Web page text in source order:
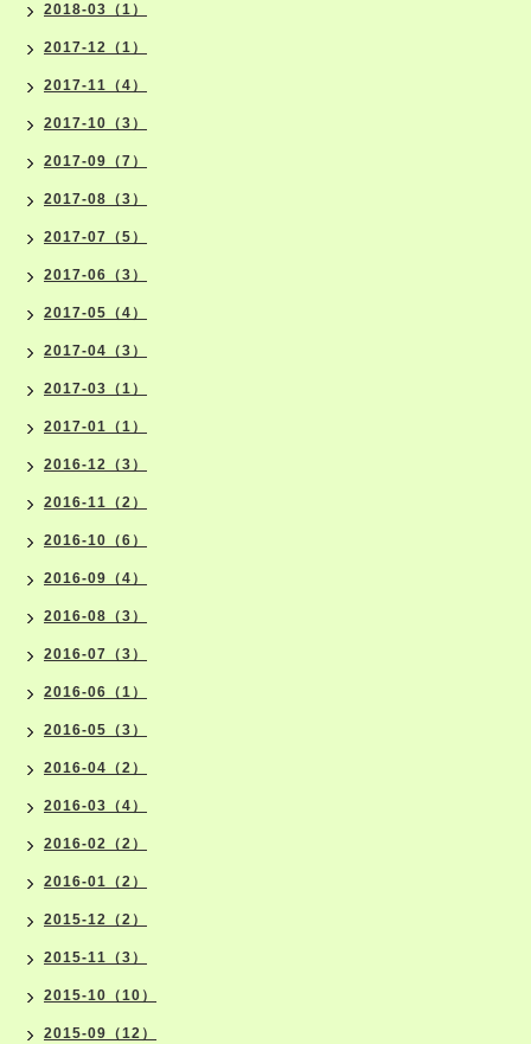
2018-03（1）
2017-12（1）
2017-11（4）
2017-10（3）
2017-09（7）
2017-08（3）
2017-07（5）
2017-06（3）
2017-05（4）
2017-04（3）
2017-03（1）
2017-01（1）
2016-12（3）
2016-11（2）
2016-10（6）
2016-09（4）
2016-08（3）
2016-07（3）
2016-06（1）
2016-05（3）
2016-04（2）
2016-03（4）
2016-02（2）
2016-01（2）
2015-12（2）
2015-11（3）
2015-10（10）
2015-09（12）